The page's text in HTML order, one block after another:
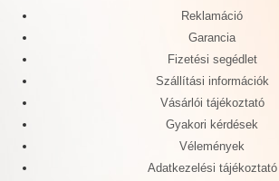
Reklamáció
Garancia
Fizetési segédlet
Szállítási információk
Vásárlói tájékoztató
Gyakori kérdések
Vélemények
Adatkezelési tájékoztató